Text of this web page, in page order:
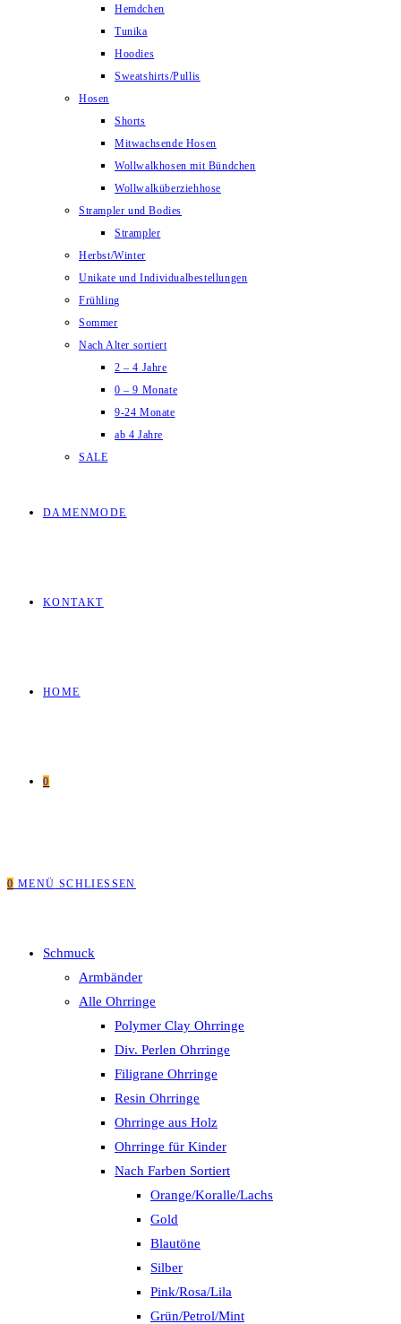
Hemdchen
Tunika
Hoodies
Sweatshirts/Pullis
Hosen
Shorts
Mitwachsende Hosen
Wollwalkhosen mit Bündchen
Wollwalküberziehhose
Strampler und Bodies
Strampler
Herbst/Winter
Unikate und Individualbestellungen
Frühling
Sommer
Nach Alter sortiert
2 – 4 Jahre
0 – 9 Monate
9-24 Monate
ab 4 Jahre
SALE
DAMENMODE
KONTAKT
HOME
0
0 MENÜ SCHLIESSEN
Schmuck
Armbänder
Alle Ohrringe
Polymer Clay Ohrringe
Div. Perlen Ohrringe
Filigrane Ohrringe
Resin Ohrringe
Ohrringe aus Holz
Ohrringe für Kinder
Nach Farben Sortiert
Orange/Koralle/Lachs
Gold
Blautöne
Silber
Pink/Rosa/Lila
Grün/Petrol/Mint